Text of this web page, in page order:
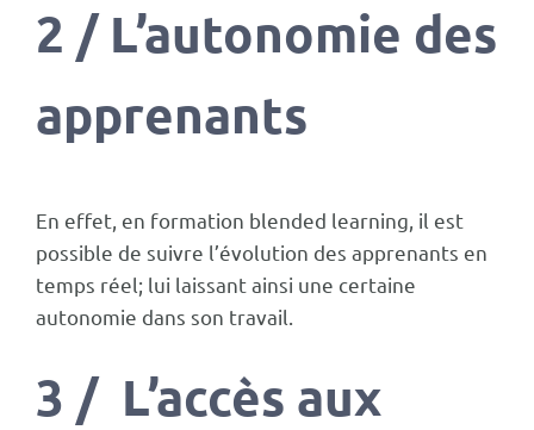
2 / L’autonomie des
apprenants
En effet, en formation blended learning, il est
possible de suivre l’évolution des apprenants en
temps réel; lui laissant ainsi une certaine
autonomie dans son travail.
3 / L’accès aux